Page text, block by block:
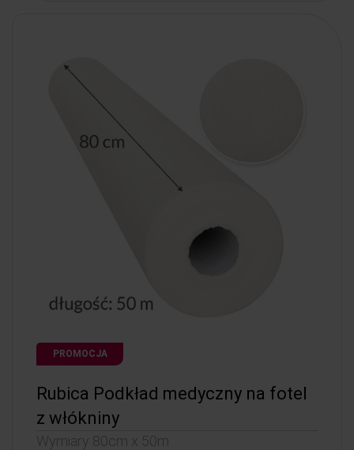
PROMOCJA
Rubica Podkład medyczny na fotel
z włókniny
Wymiary 80cm x 50m